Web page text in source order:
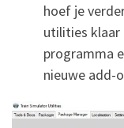
hoef je
utilities klaar
programma
nieuwe add-